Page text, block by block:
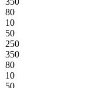
80
10
50
250
350
80
10
50